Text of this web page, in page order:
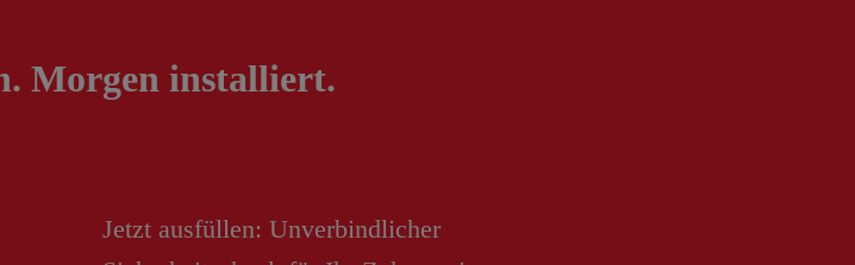
Morgen installiert.
Jetzt ausfüllen: Unverbindlicher